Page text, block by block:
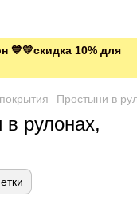
💙💛скидка 10% для
Простыни в
рулонах,